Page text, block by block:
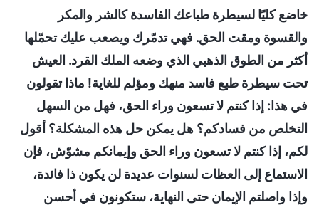
خاضع كليًا لسيطرة طباعك الفاسدة كالشر والمكر
والقسوة ومقت الحق. فهي تدمّرك ويصعب عليك تحمّلها
أكثر من الطوق الذهبي الذي وضعه الملك القرد. العيش
تحت سيطرة طبع فاسد منهك ومؤلم للغاية! ماذا تقولون
في هذا: إذا كنتم لا تسعون وراء الحق، فهل من السهل
التخلص من فسادكم؟ هل يمكن حل هذه المشكلة؟ أقول
لكم، إذا كنتم لا تسعون وراء الحق وإيمانكم مشوّش، فإن
الاستماع إلى العظات لسنوات عديدة لن يكون ذا فائدة،
وإذا واصلتم الإيمان حتى النهاية، ستكونون في أحسن